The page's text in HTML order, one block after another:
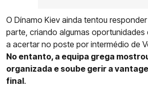
O Dínamo Kiev ainda tentou
parte, criando algumas
a acertar no poste por intermédio de
No entanto, a equipa grega
organizada e soube gerir a
final.